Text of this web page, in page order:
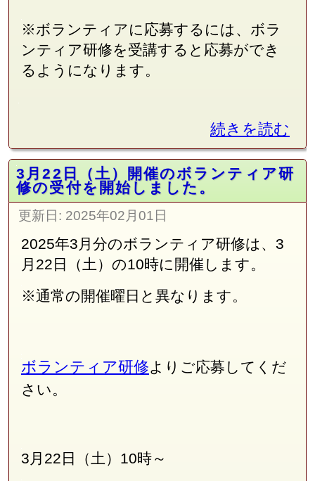
※ボランティアに応募するには、ボラ
ンティア研修を受講すると応募ができ
るようになります。
続きを読む
3月22日（土）開催のボランティア研
修の受付を開始しました。
更新日: 2025年02月01日
2025年3月分のボランティア研修は、3
月22日（土）の10時に開催します。
※通常の開催曜日と異なります。
ボランティア研修よりご応募してくだ
さい。
3月22日（土）10時～